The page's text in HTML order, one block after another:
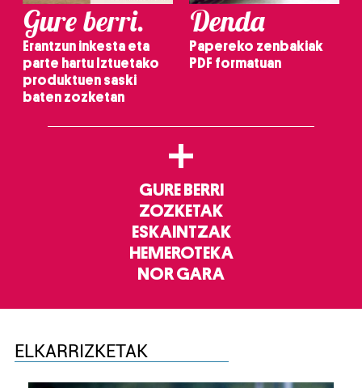
Gure berri.
Erantzun inkesta eta
parte hartu Iztuetako
produktuen saski
baten zozketan
Denda
Papereko zenbakiak
PDF formatuan
+
GURE BERRI
ZOZKETAK
ESKAINTZAK
HEMEROTEKA
NOR GARA
ELKARRIZKETAK